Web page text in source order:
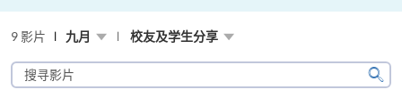
9 影片 九月 校友及学生分享
搜
寻
搜